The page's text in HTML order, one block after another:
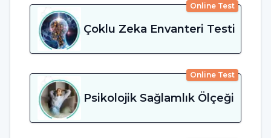
Online Test
Çoklu Zeka Envanteri Testi
Online Test
Psikolojik Sağlamlık Ölçeği